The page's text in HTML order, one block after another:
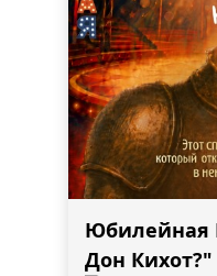
Юбилейная
Дон